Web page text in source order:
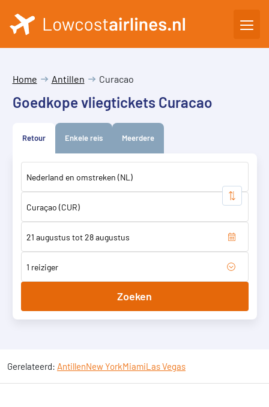
Home Antillen Curacao
Goedkope vliegtickets Curacao
Retour Enkele reis Meerdere
1 reiziger
Zoeken
Gerelateerd: AntillenNew YorkMiamiLas Vegas